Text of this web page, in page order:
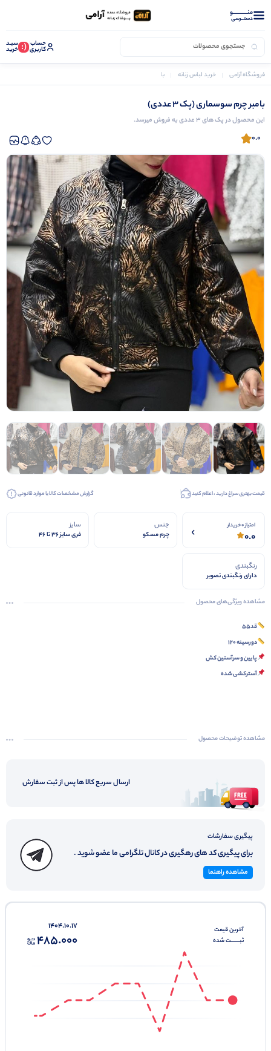
منــــــــــــو
دستــرسی
حساب
کاربری (: سبـد
خرید
فروشگاه آرامی خرید لباس زنانه بامبر زنانه
بامبر چرم سوسماری (پک 3 عددی)
این محصول در پک های 3 عددی به فروش میرسد.
0.0
قیمت بهتری سراغ دارید ، اعلام کنید گزارش مشخصات کالا یا موارد قانونی
امتیاز 0 خریدار
0.0
جنس
چرم مسکو
سایز
فری سایز ۳۶ تا ۴۶
رنگبندی
دارای رنگبندی تصویر
مشاهده ویژگی‌های محصول
قد۵۵
دورسینه ۱۲۰
پایین و سرآستین کش
آسترکشی شده
مشاهده توضیحات محصول
ارسال سریع کالا ها پس از ثبت سفارش
پیگیری سفارشات
برای پیگیری کد های رهگیری در کانال تلگرامی ما عضو شوید .
مشاهده راهنما
آخرین‌ قیمت
ثبـــــــت‌ شده
1404.10.17
485.000